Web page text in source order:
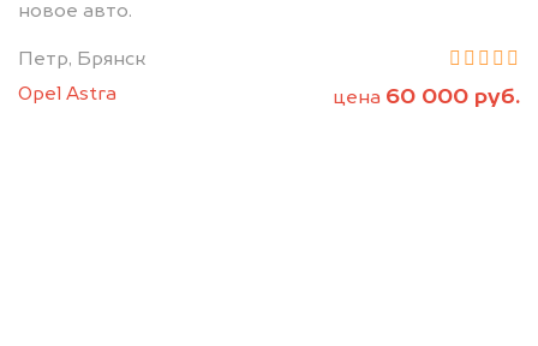
новое авто.
Петр, Брянск
Opel Astra
цена 60 000 руб.